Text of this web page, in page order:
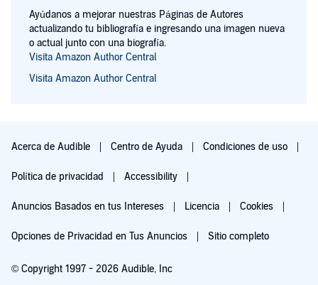
Ayúdanos a mejorar nuestras Páginas de Autores
actualizando tu bibliografía e ingresando una imagen nueva
o actual junto con una biografía.
Visita Amazon Author Central
Visita Amazon Author Central
Acerca de Audible Centro de Ayuda Condiciones de uso
Política de privacidad Accessibility
Anuncios Basados en tus Intereses Licencia Cookies
Opciones de Privacidad en Tus Anuncios Sitio completo
© Copyright 1997 - 2026 Audible, Inc